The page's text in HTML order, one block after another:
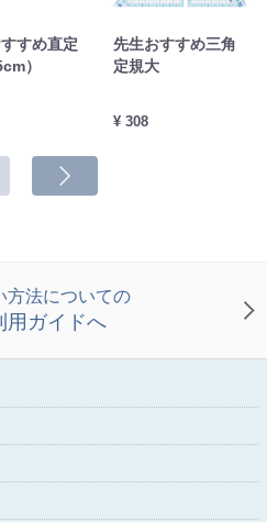
すめ直定
）
先生おすすめ三角
定規大
¥ 308
方法についての
用ガイドへ